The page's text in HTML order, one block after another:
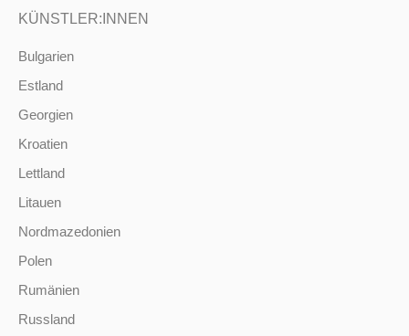
KÜNSTLER:INNEN
Bulgarien
Estland
Georgien
Kroatien
Lettland
Litauen
Nordmazedonien
Polen
Rumänien
Russland